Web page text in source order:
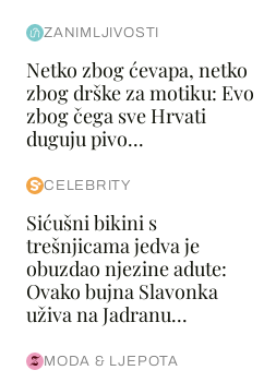
ZANIMLJIVOSTI
Netko zbog ćevapa, netko
zbog drške za motiku: Evo
zbog čega sve Hrvati
duguju pivo...
CELEBRITY
Sićušni bikini s
trešnjicama jedva je
obuzdao njezine adute:
Ovako bujna Slavonka
uživa na Jadranu...
MODA & LJEPOTA